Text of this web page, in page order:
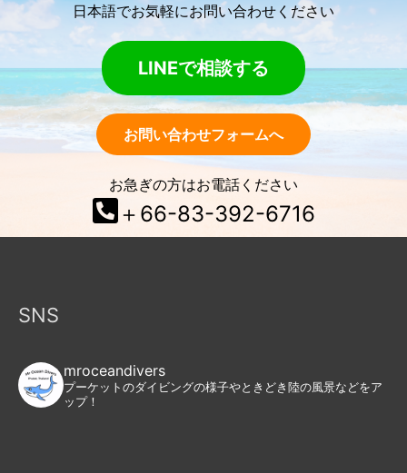
日本語でお気軽にお問い合わせください
LINEで相談する
お問い合わせフォームへ
お急ぎの方はお電話ください
＋66-83-392-6716
SNS
mroceandivers
プーケットのダイビングの様子やときどき陸の風景などをア
ップ！